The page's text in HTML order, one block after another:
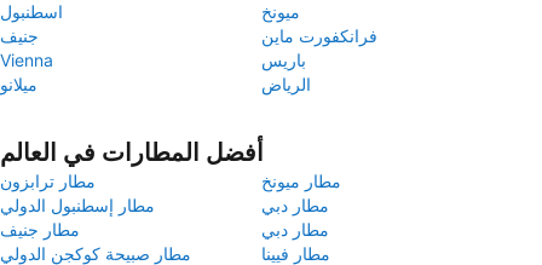
اسطنبول
ميونخ
جنيف
فرانكفورت ماين
Vienna
باريس
ميلانو
الرياض
أفضل المطارات في العالم
مطار ترابزون
مطار ميونخ
مطار إسطنبول الدولي
مطار دبي
مطار جنيف
مطار دبي
مطار صبيحة كوكجن الدولي
مطار فيينا